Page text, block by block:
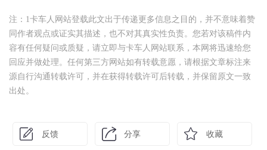
注：1卡车人网站登载此文出于传递更多信息之目的，并不意味着赞
同作者观点或证实其描述，也不对其真实性负责。您若对该稿件内
容有任何疑问或质疑，请立即与卡车人网站联系，本网将迅速给您
回应并做处理。任何第三方网站如有转载意愿，请根据文章标注来
源自行沟通转载许可，并在获得转载许可后转载，并保留原文一致
出处。
反馈 分享 收藏